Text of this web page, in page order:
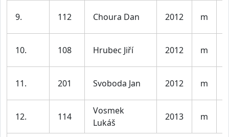
9. 112 Choura Dan 2012 m
10. 108 Hrubec Jiří 2012 m
11. 201 Svoboda Jan 2012 m
12. 114
Vosmek
Lukáš
2013 m